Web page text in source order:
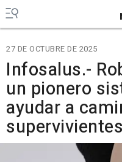
27 DE OCTUBRE DE 2025
Infosalus.-
un pionero
ayudar a